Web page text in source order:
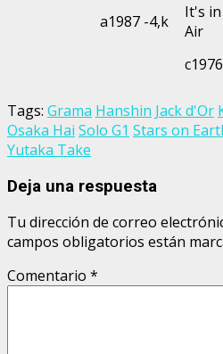
a1987 -4,k
It's
Air
Tags: Grama Hanshin Jack d'Or
Osaka Hai Solo G1 Stars on
Yutaka Take
Deja una respuesta
Tu dirección de correo
campos obligatorios están
Comentario *